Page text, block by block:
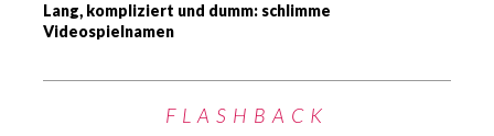
Lang, kompliziert und dumm: schlimme
Videospielnamen
FLASHBACK